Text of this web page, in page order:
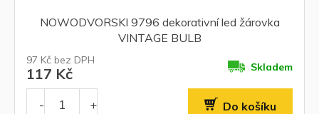
NOWODVORSKI 9796 dekorativní led žárovka
VINTAGE BULB
97 Kč bez DPH
117 Kč Skladem
Do košíku